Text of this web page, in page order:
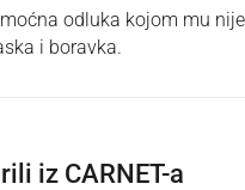
odluka kojom mu nije
i boravka.
iz CARNET-a